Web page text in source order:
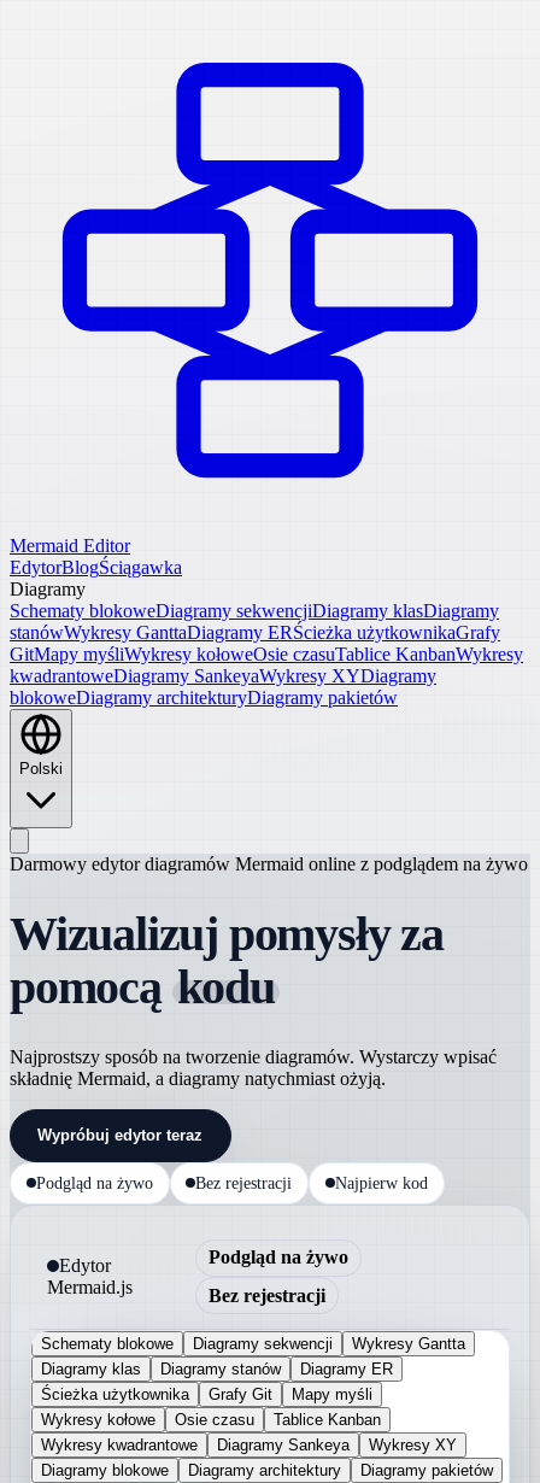
Mermaid Editor
EdytorBlogŚciągawka
Diagramy
Schematy blokoweDiagramy sekwencjiDiagramy klasDiagramy
stanówWykresy GanttaDiagramy ERŚcieżka użytkownikaGrafy
GitMapy myśliWykresy kołoweOsie czasuTablice KanbanWykresy
kwadrantoweDiagramy SankeyaWykresy XYDiagramy
blokoweDiagramy architekturyDiagramy pakietów
Polski
Darmowy edytor diagramów Mermaid online z podglądem na żywo
Wizualizuj pomysły za
pomocą kodu
Najprostszy sposób na tworzenie diagramów. Wystarczy wpisać
składnię Mermaid, a diagramy natychmiast ożyją.
Wypróbuj edytor teraz
Podgląd na żywo Bez rejestracji Najpierw kod
Edytor
Mermaid.js
Podgląd na żywo
Bez rejestracji
Schematy blokowe Diagramy sekwencji
Wykresy Gantta
Diagramy klas
Diagramy stanów
Diagramy ER
Ścieżka użytkownika
Grafy Git
Mapy myśli
Wykresy kołowe
Osie czasu
Tablice Kanban
Wykresy kwadrantowe
Diagramy Sankeya
Wykresy XY
Diagramy blokowe
Diagramy architektury Diagramy pakietów